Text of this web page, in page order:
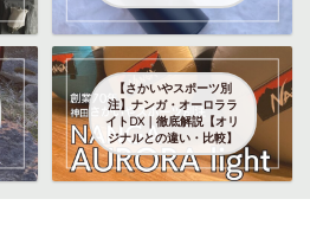
【さかいやスポーツ別
注】ナンガ・オーロララ
イトDX｜徹底解説【オリ
ジナルとの違い・比較】